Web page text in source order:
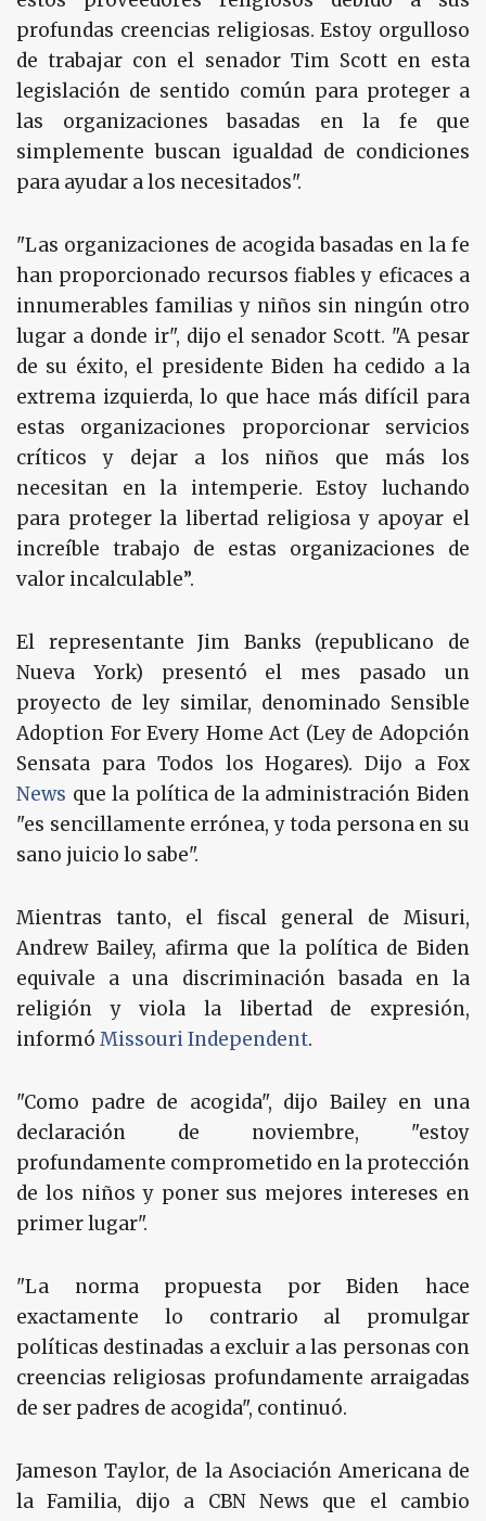
profundas creencias religiosas. Estoy orgulloso
de trabajar con el senador Tim Scott en esta
legislación de sentido común para proteger a
las organizaciones basadas en la fe que
simplemente buscan igualdad de condiciones
para ayudar a los necesitados".
"Las organizaciones de acogida basadas en la fe
han proporcionado recursos fiables y eficaces a
innumerables familias y niños sin ningún otro
lugar a donde ir", dijo el senador Scott. "A pesar
de su éxito, el presidente Biden ha cedido a la
extrema izquierda, lo que hace más difícil para
estas organizaciones proporcionar servicios
críticos y dejar a los niños que más los
necesitan en la intemperie. Estoy luchando
para proteger la libertad religiosa y apoyar el
increíble trabajo de estas organizaciones de
valor incalculable”.
El representante Jim Banks (republicano de
Nueva York) presentó el mes pasado un
proyecto de ley similar, denominado Sensible
Adoption For Every Home Act (Ley de Adopción
Sensata para Todos los Hogares). Dijo a Fox
News que la política de la administración Biden
"es sencillamente errónea, y toda persona en su
sano juicio lo sabe".
Mientras tanto, el fiscal general de Misuri,
Andrew Bailey, afirma que la política de Biden
equivale a una discriminación basada en la
religión y viola la libertad de expresión,
informó Missouri Independent.
"Como padre de acogida", dijo Bailey en una
declaración de noviembre, "estoy
profundamente comprometido en la protección
de los niños y poner sus mejores intereses en
primer lugar".
"La norma propuesta por Biden hace
exactamente lo contrario al promulgar
políticas destinadas a excluir a las personas con
creencias religiosas profundamente arraigadas
de ser padres de acogida", continuó.
Jameson Taylor, de la Asociación Americana de
la Familia, dijo a CBN News que el cambio